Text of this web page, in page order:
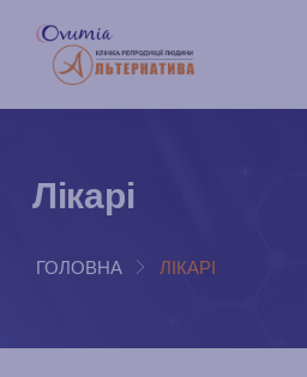
Лікарі
ГОЛОВНА ЛІКАРІ